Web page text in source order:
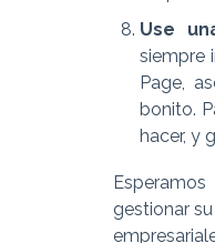
Use
siempre
Page,
bonito.
hacer, y
gestionar